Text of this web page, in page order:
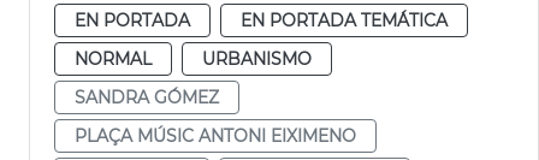
EN PORTADA
EN PORTADA TEMÁTICA
NORMAL
URBANISMO
SANDRA GÓMEZ
PLAÇA MÚSIC ANTONI EIXIMENO